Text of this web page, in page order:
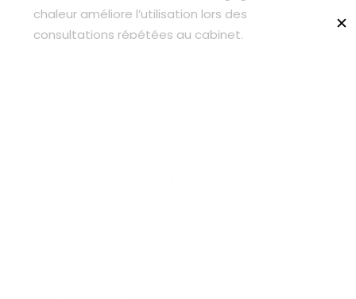
chaleur améliore l’utilisation lors des
consultations répétées au cabinet.
✕